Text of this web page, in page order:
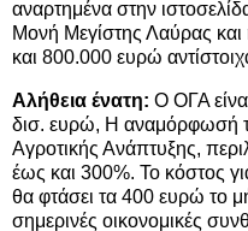
αναρτημένα στην
Μονή Μεγίστης Λαύρας
και 800.000 ευρώ
Αλήθεια ένατη: Ο ΟΓΑ
δισ. ευρώ, Η αναμόρφωσή
Αγροτικής Ανάπτυξης,
έως και 300%. Το κόστος
θα φτάσει τα 400 ευρώ το
σημερινές οικονομικές